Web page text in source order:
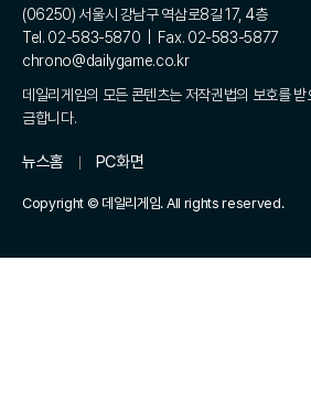
(06250) 서울시 강남구 역삼로8길 17, 4층
Tel. 02-583-5870 | Fax. 02-583-5877
chrono@dailygame.co.kr
데일리게임의 모든 콘텐츠는 저작권법의 보호를
금합니다.
뉴스홈 PC화면
Copyright © 데일리게임. All rights reserved.